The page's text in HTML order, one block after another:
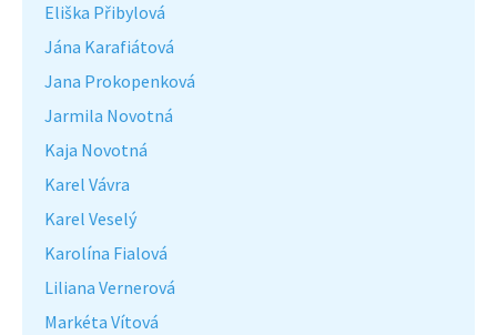
Eliška Přibylová
Jána Karafiátová
Jana Prokopenková
Jarmila Novotná
Kaja Novotná
Karel Vávra
Karel Veselý
Karolína Fialová
Liliana Vernerová
Markéta Vítová